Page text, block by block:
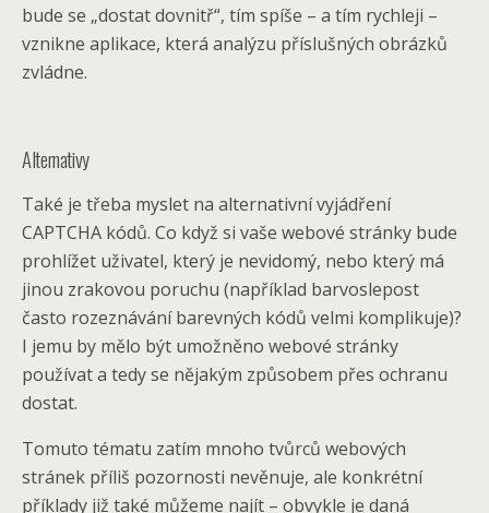
bude se „dostat dovnitř“, tím spíše – a tím rychleji –
vznikne aplikace, která analýzu příslušných obrázků
zvládne.
Alternativy
Také je třeba myslet na alternativní vyjádření
CAPTCHA kódů. Co když si vaše webové stránky bude
prohlížet uživatel, který je nevidomý, nebo který má
jinou zrakovou poruchu (například barvoslepost
často rozeznávání barevných kódů velmi komplikuje)?
I jemu by mělo být umožněno webové stránky
používat a tedy se nějakým způsobem přes ochranu
dostat.
Tomuto tématu zatím mnoho tvůrců webových
stránek příliš pozornosti nevěnuje, ale konkrétní
příklady již také můžeme najít – obvykle je daná